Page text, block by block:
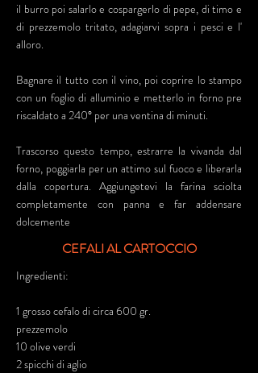
il burro poi salarlo e cospargerlo di pepe, di timo e
di prezzemolo tritato, adagiarvi sopra i pesci e l'
alloro.
Bagnare il tutto con il vino, poi coprire lo stampo
con un foglio di alluminio e metterlo in forno pre
riscaldato a 240° per una ventina di minuti.
Trascorso questo tempo, estrarre la vivanda dal
forno, poggiarla per un attimo sul fuoco e liberarla
dalla copertura. Aggiungetevi la farina sciolta
completamente con panna e far addensare
dolcemente
CEFALI AL CARTOCCIO
Ingredienti:
1 grosso cefalo di circa 600 gr.
prezzemolo
10 olive verdi
2 spicchi di aglio